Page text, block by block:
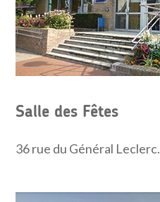
Salle des Fêtes
36 rue du Général Leclerc.